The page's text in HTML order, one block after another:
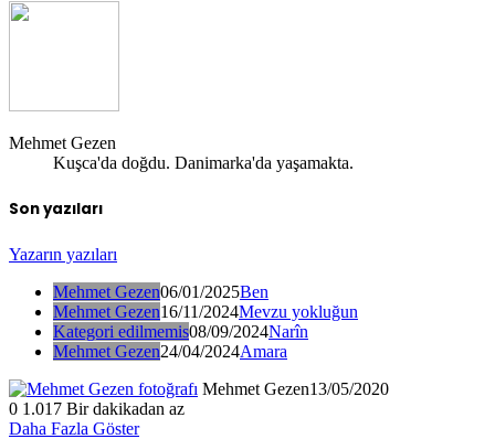
Mehmet Gezen
Kuşca'da doğdu. Danimarka'da yaşamakta.
Son yazıları
Yazarın yazıları
Mehmet Gezen06/01/2025Ben
Mehmet Gezen16/11/2024Mevzu yokluğun
Kategori edilmemis08/09/2024Narîn
Mehmet Gezen24/04/2024Amara
Mehmet Gezen13/05/2020
0 1.017 Bir dakikadan az
Daha Fazla Göster